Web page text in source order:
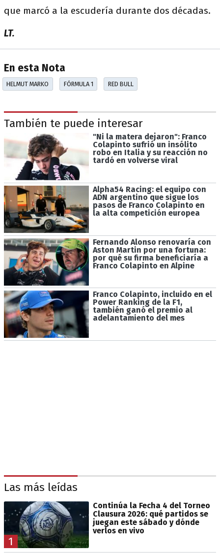
que marcó a la escudería durante dos décadas.
LT.
En esta Nota
HELMUT MARKO FÓRMULA 1 RED BULL
También te puede interesar
"Ni la matera dejaron": Franco
Colapinto sufrió un insólito
robo en Italia y su reacción no
tardó en volverse viral
Alpha54 Racing: el equipo con
ADN argentino que sigue los
pasos de Franco Colapinto en
la alta competición europea
Fernando Alonso renovaría con
Aston Martin por una fortuna:
por qué su firma beneficiaría a
Franco Colapinto en Alpine
Franco Colapinto, incluido en el
Power Ranking de la F1,
también ganó el premio al
adelantamiento del mes
Las más leídas
1
Continúa la Fecha 4 del Torneo
Clausura 2026: qué partidos se
juegan este sábado y dónde
verlos en vivo